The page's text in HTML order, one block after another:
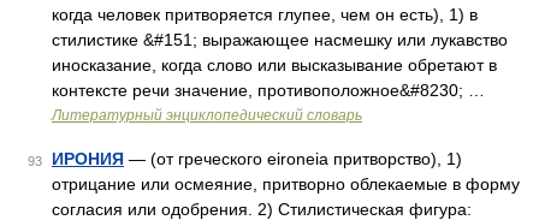
когда человек притворяется глупее, чем он есть), 1) в
стилистике &#151; выражающее насмешку или лукавство
иносказание, когда слово или высказывание обретают в
контексте речи значение, противоположное&#8230; …
Литературный энциклопедический словарь
93 ИРОНИЯ — (от греческого eironeia притворство), 1)
отрицание или осмеяние, притворно облекаемые в форму
согласия или одобрения. 2) Стилистическая фигура: